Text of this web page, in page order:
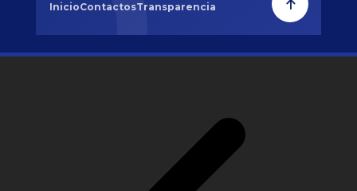
InicioContactosTransparencia